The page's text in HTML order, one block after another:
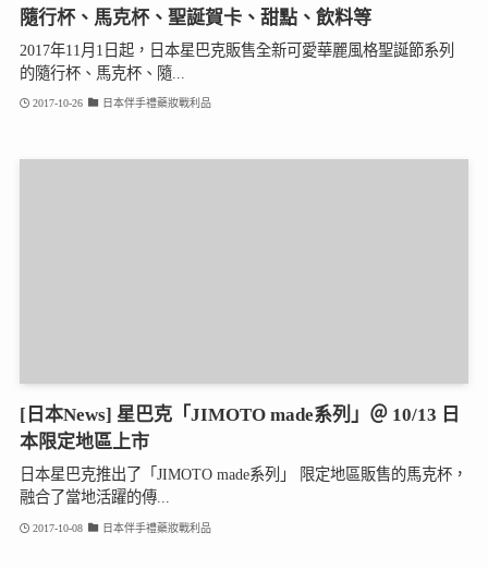
隨行杯、馬克杯、聖誕賀卡、甜點、飲料等
2017年11月1日起，日本星巴克販售全新可愛華麗風格聖誕節系列
的隨行杯、馬克杯、隨...
2017-10-26 日本伴手禮藥妝戰利品
[日本News] 星巴克「JIMOTO made系列」＠ 10/13 日
本限定地區上市
日本星巴克推出了「JIMOTO made系列」 限定地區販售的馬克杯，
融合了當地活躍的傳...
2017-10-08 日本伴手禮藥妝戰利品